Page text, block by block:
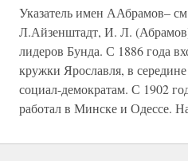
Указатель имен ААбрамов–
Л.Айзенштадт, И. Л.
лидеров Бунда. С 1886 года
кружки Ярославля, в
социал-демократам. С 1902
работал в Минске и Одессе.